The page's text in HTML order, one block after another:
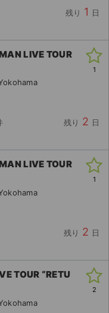
残り 1 日
LIVE TOUR
残り 2 日
1
LIVE TOUR
残り 2 日
1
TOUR “RETU
2